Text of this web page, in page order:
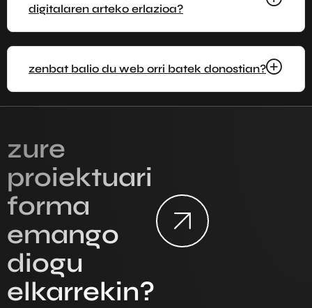
digitalaren arteko erlazioa?
zenbat balio du web orri batek donostian?
zure
proiektuari
forma
emango
diogu
elkarrekin?